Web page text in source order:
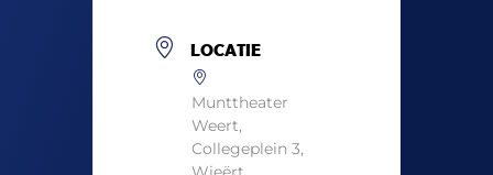
LOCATIE
Munttheater
Weert,
Collegeplein 3,